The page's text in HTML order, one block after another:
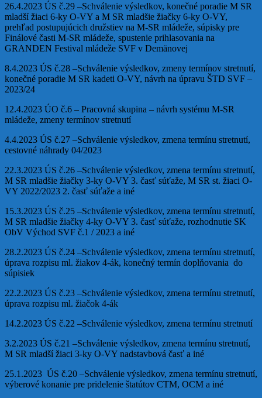
26.4.2023 ÚS č.29 –Schválenie výsledkov, konečné poradie M SR
mladší žiaci 6-ky O-VY a M SR mladšie žiačky 6-ky O-VY,
prehľad postupujúcich družstiev na M-SR mládeže, súpisky pre
Finálové časti M-SR mládeže, spustenie prihlasovania na
GRANDEN Festival mládeže SVF v Demänovej
8.4.2023 ÚS č.28 –Schválenie výsledkov, zmeny termínov stretnutí,
konečné poradie M SR kadeti O-VY, návrh na úpravu ŠTD SVF –
2023/24
12.4.2023 ÚO č.6 – Pracovná skupina – návrh systému M-SR
mládeže, zmeny termínov stretnutí
4.4.2023 ÚS č.27 –Schválenie výsledkov, zmena termínu stretnutí,
cestovné náhrady 04/2023
22.3.2023 ÚS č.26 –Schválenie výsledkov, zmena termínu stretnutí,
M SR mladšie žiačky 3-ky O-VY 3. časť súťaže, M SR st. žiaci O-
VY 2022/2023 2. časť súťaže a iné
15.3.2023 ÚS č.25 –Schválenie výsledkov, zmena termínu stretnutí,
M SR mladšie žiačky 4-ky O-VY 3. časť súťaže, rozhodnutie SK
ObV Východ SVF č.1 / 2023 a iné
28.2.2023 ÚS č.24 –Schválenie výsledkov, zmena termínu stretnutí,
úprava rozpisu ml. žiakov 4-ák, konečný termín doplňovania do
súpisiek
22.2.2023 ÚS č.23 –Schválenie výsledkov, zmena termínu stretnutí,
úprava rozpisu ml. žiačok 4-ák
14.2.2023 ÚS č.22 –Schválenie výsledkov, zmena termínu stretnutí
3.2.2023 ÚS č.21 –Schválenie výsledkov, zmena termínu stretnutí,
M SR mladší žiaci 3-ky O-VY nadstavbová časť a iné
25.1.2023 ÚS č.20 –Schválenie výsledkov, zmena termínu stretnutí,
výberové konanie pre pridelenie štatútov CTM, OCM a iné